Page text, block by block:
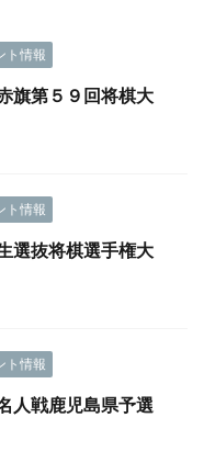
ト情報
旗第５９回将棋大
ト情報
選抜将棋選手権大
ト情報
人戦鹿児島県予選